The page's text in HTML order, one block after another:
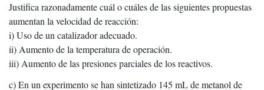
Justifica razonadamente cuál o cuáles de las siguientes propuestas
aumentan la velocidad de reacción:
i) Uso de un catalizador adecuado.
ii) Aumento de la temperatura de operación.
iii) Aumento de las presiones parciales de los reactivos.
c) En un experimento se han sintetizado 145 mL de metanol de